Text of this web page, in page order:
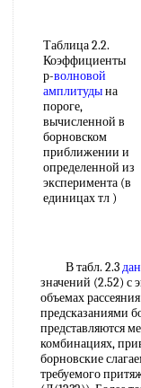
Таблица 2.2.
Коэффициенты
р-волновой
амплитудына
пороге,
вычисленной в
борновском
приближении и
определенной из
эксперимента (в
единицах тл )
В табл. 2.3
значений (2.52) с
объемах
предсказаниями
представляются
комбинациях,
борновские
требуемого